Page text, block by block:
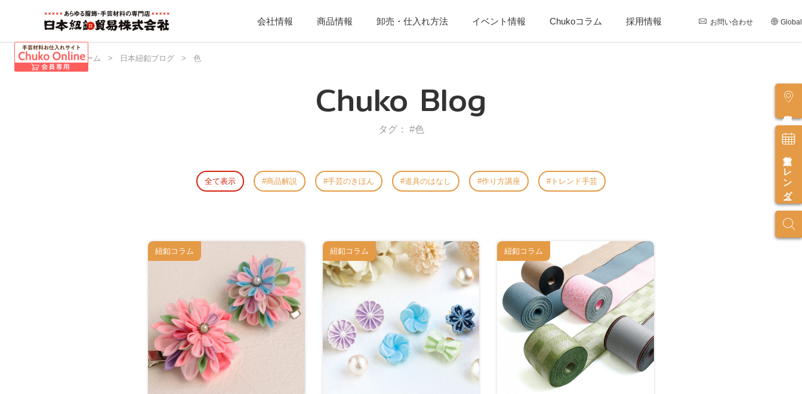
会社情報 商品情報 卸売・仕入れ方法 イベント情報 Chukoコラム 採用情報 お問い合わせ Global
営業カレンダー
日本紐釦 ホーム > 日本紐釦ブログ > 色
Chuko Blog
タグ： #色
全て表示 商品解説 手芸のきほん 道具のはなし 作り方講座 トレンド手芸
紐釦コラム 紐釦コラム 紐釦コラム